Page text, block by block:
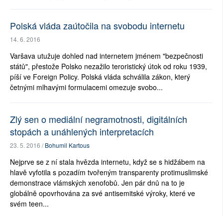
Polská vláda zaútočila na svobodu internetu
14. 6. 2016
Varšava utužuje dohled nad internetem jménem "bezpečnosti
států", přestože Polsko nezažilo teroristický útok od roku 1939,
píší ve Foreign Policy. Polská vláda schválila zákon, který
četnými mlhavými formulacemi omezuje svobo...
Zlý sen o mediální negramotnosti, digitálních
stopách a unáhlených interpretacích
23. 5. 2016 /Bohumil Kartous
Nejprve se z ní stala hvězda internetu, když se s hidžábem na
hlavě vyfotila s pozadím tvořeným transparenty protimuslimské
demonstrace vlámských xenofobů. Jen pár dnů na to je
globálně opovrhována za své antisemitské výroky, které ve
svém teen...